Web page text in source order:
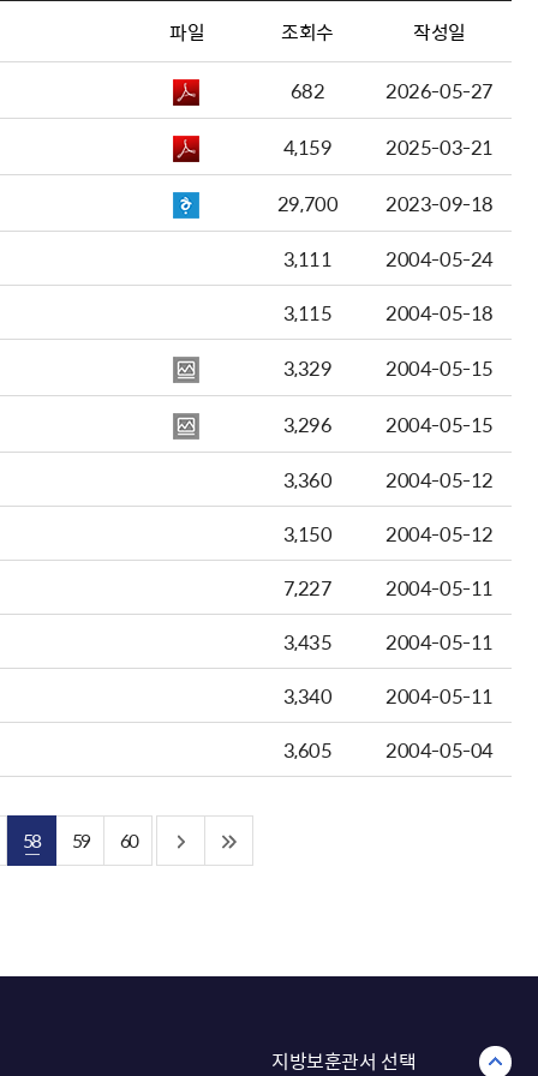
파일 조회수 작성일
682
2026-05-27
4,159
2025-03-21
29,700
2023-09-18
3,111
2004-05-24
3,115
2004-05-18
3,329
2004-05-15
3,296
2004-05-15
3,360
2004-05-12
3,150
2004-05-12
7,227
2004-05-11
3,435
2004-05-11
3,340
2004-05-11
3,605
2004-05-04
58 59 60
지방보훈관서 선택